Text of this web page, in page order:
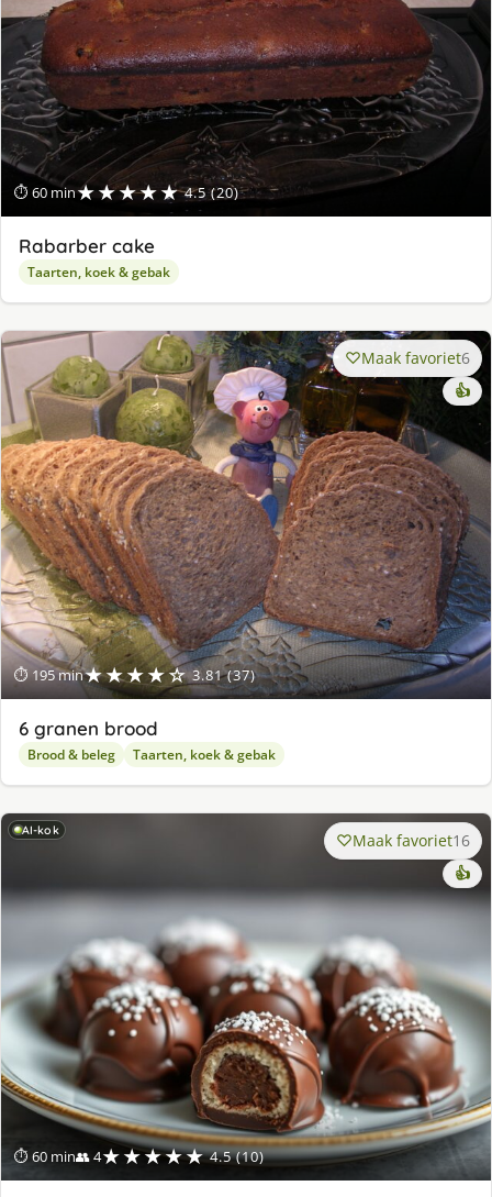
⏱ 60 min★★★★★ 4.5 (20)
Rabarber cake
Taarten, koek & gebak
⏱ 195 min★★★★☆ 3.81 (37)
Maak favoriet6
👍
6 granen brood
Brood & beleg Taarten, koek & gebak
AI-kok
⏱ 60 min👥 4★★★★★ 4.5 (10)
Maak favoriet16
👍